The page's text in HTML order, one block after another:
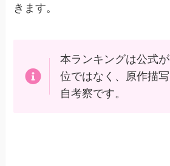
きます。
本ランキングは公式
位ではなく、原作描
自考察です。